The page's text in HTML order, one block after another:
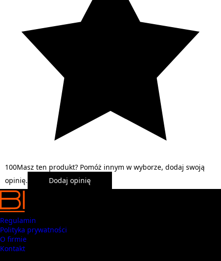
100Masz ten produkt? Pomóż innym w wyborze, dodaj swoją
opinię.
Dodaj opinię
Regulamin
Polityka prywatności
O firmie
Kontakt